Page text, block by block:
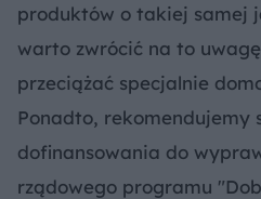
produktów o takiej samej
warto zwrócić na to
przeciążać specjalnie
Ponadto, rekomendujemy
dofinansowania do
rządowego programu